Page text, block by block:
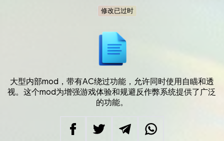
修改已过时
大型内部mod，带有AC绕过功能，允许同时使用自瞄和透
视。这个mod为增强游戏体验和规避反作弊系统提供了广泛
的功能。